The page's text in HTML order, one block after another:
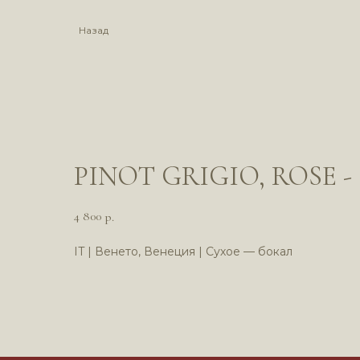
Назад
PINOT GRIGIO, ROSE
4 800 р.
IT | Венето, Венеция | Сухое — бокал